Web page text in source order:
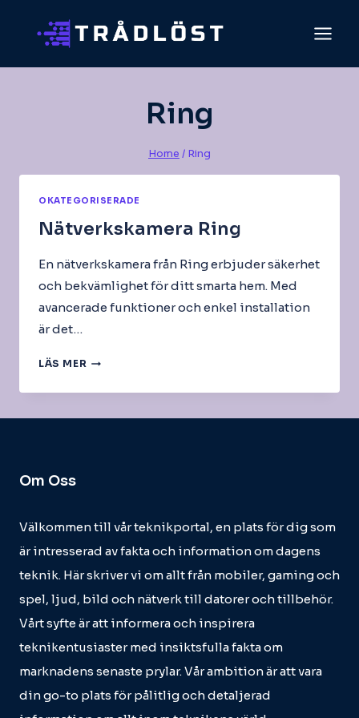
Ring
Home / Ring
OKATEGORISERADE
Nätverkskamera Ring
En nätverkskamera från Ring erbjuder säkerhet
och bekvämlighet för ditt smarta hem. Med
avancerade funktioner och enkel installation
är det…
LÄS MER NÄTVERKSKAMERA
Om Oss
Välkommen till vår teknikportal, en plats för dig som
är intresserad av fakta och information om dagens
teknik. Här skriver vi om allt från mobiler, gaming och
spel, ljud, bild och nätverk till datorer och tillbehör.
Vårt syfte är att informera och inspirera
teknikentusiaster med insiktsfulla fakta om
marknadens senaste prylar. Vår ambition är att vara
din go-to plats för pålitlig och detaljerad